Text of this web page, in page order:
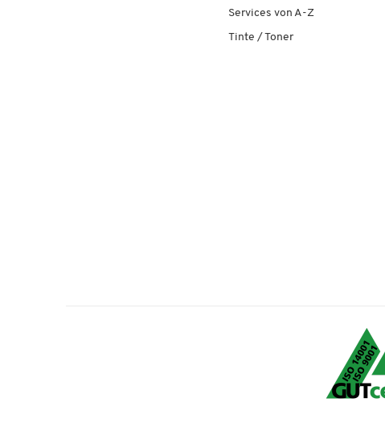
Services von A-Z
Tinte / Toner